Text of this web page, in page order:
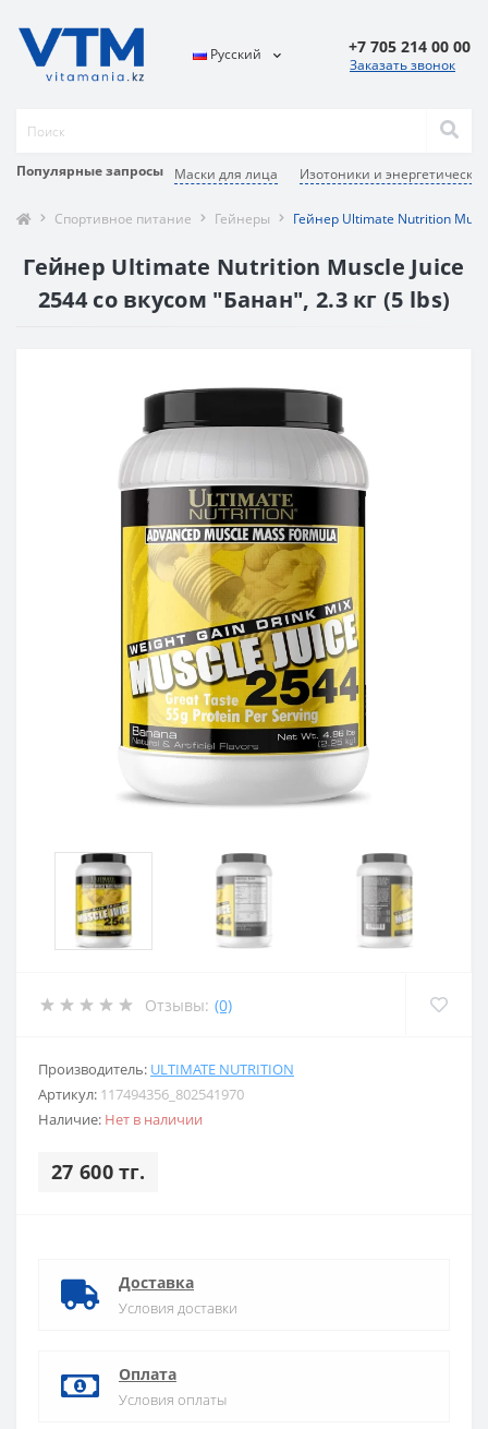
Популярные запросы Маски для лица Изотоники и
Русский +7 705 214 00 00
Заказать звонок
Спортивное питание Гейнеры Гейнер Ultimate Nutrition
Гейнер Ultimate Nutrition Muscle Juice
2544 со вкусом "Банан", 2.3 кг (5 lbs)
Отзывы: (0)
Производитель: ULTIMATE NUTRITION
Артикул: 117494356_802541970
Наличие: Нет в наличии
27 600 тг.
Доставка
Условия доставки
Оплата
Условия оплаты